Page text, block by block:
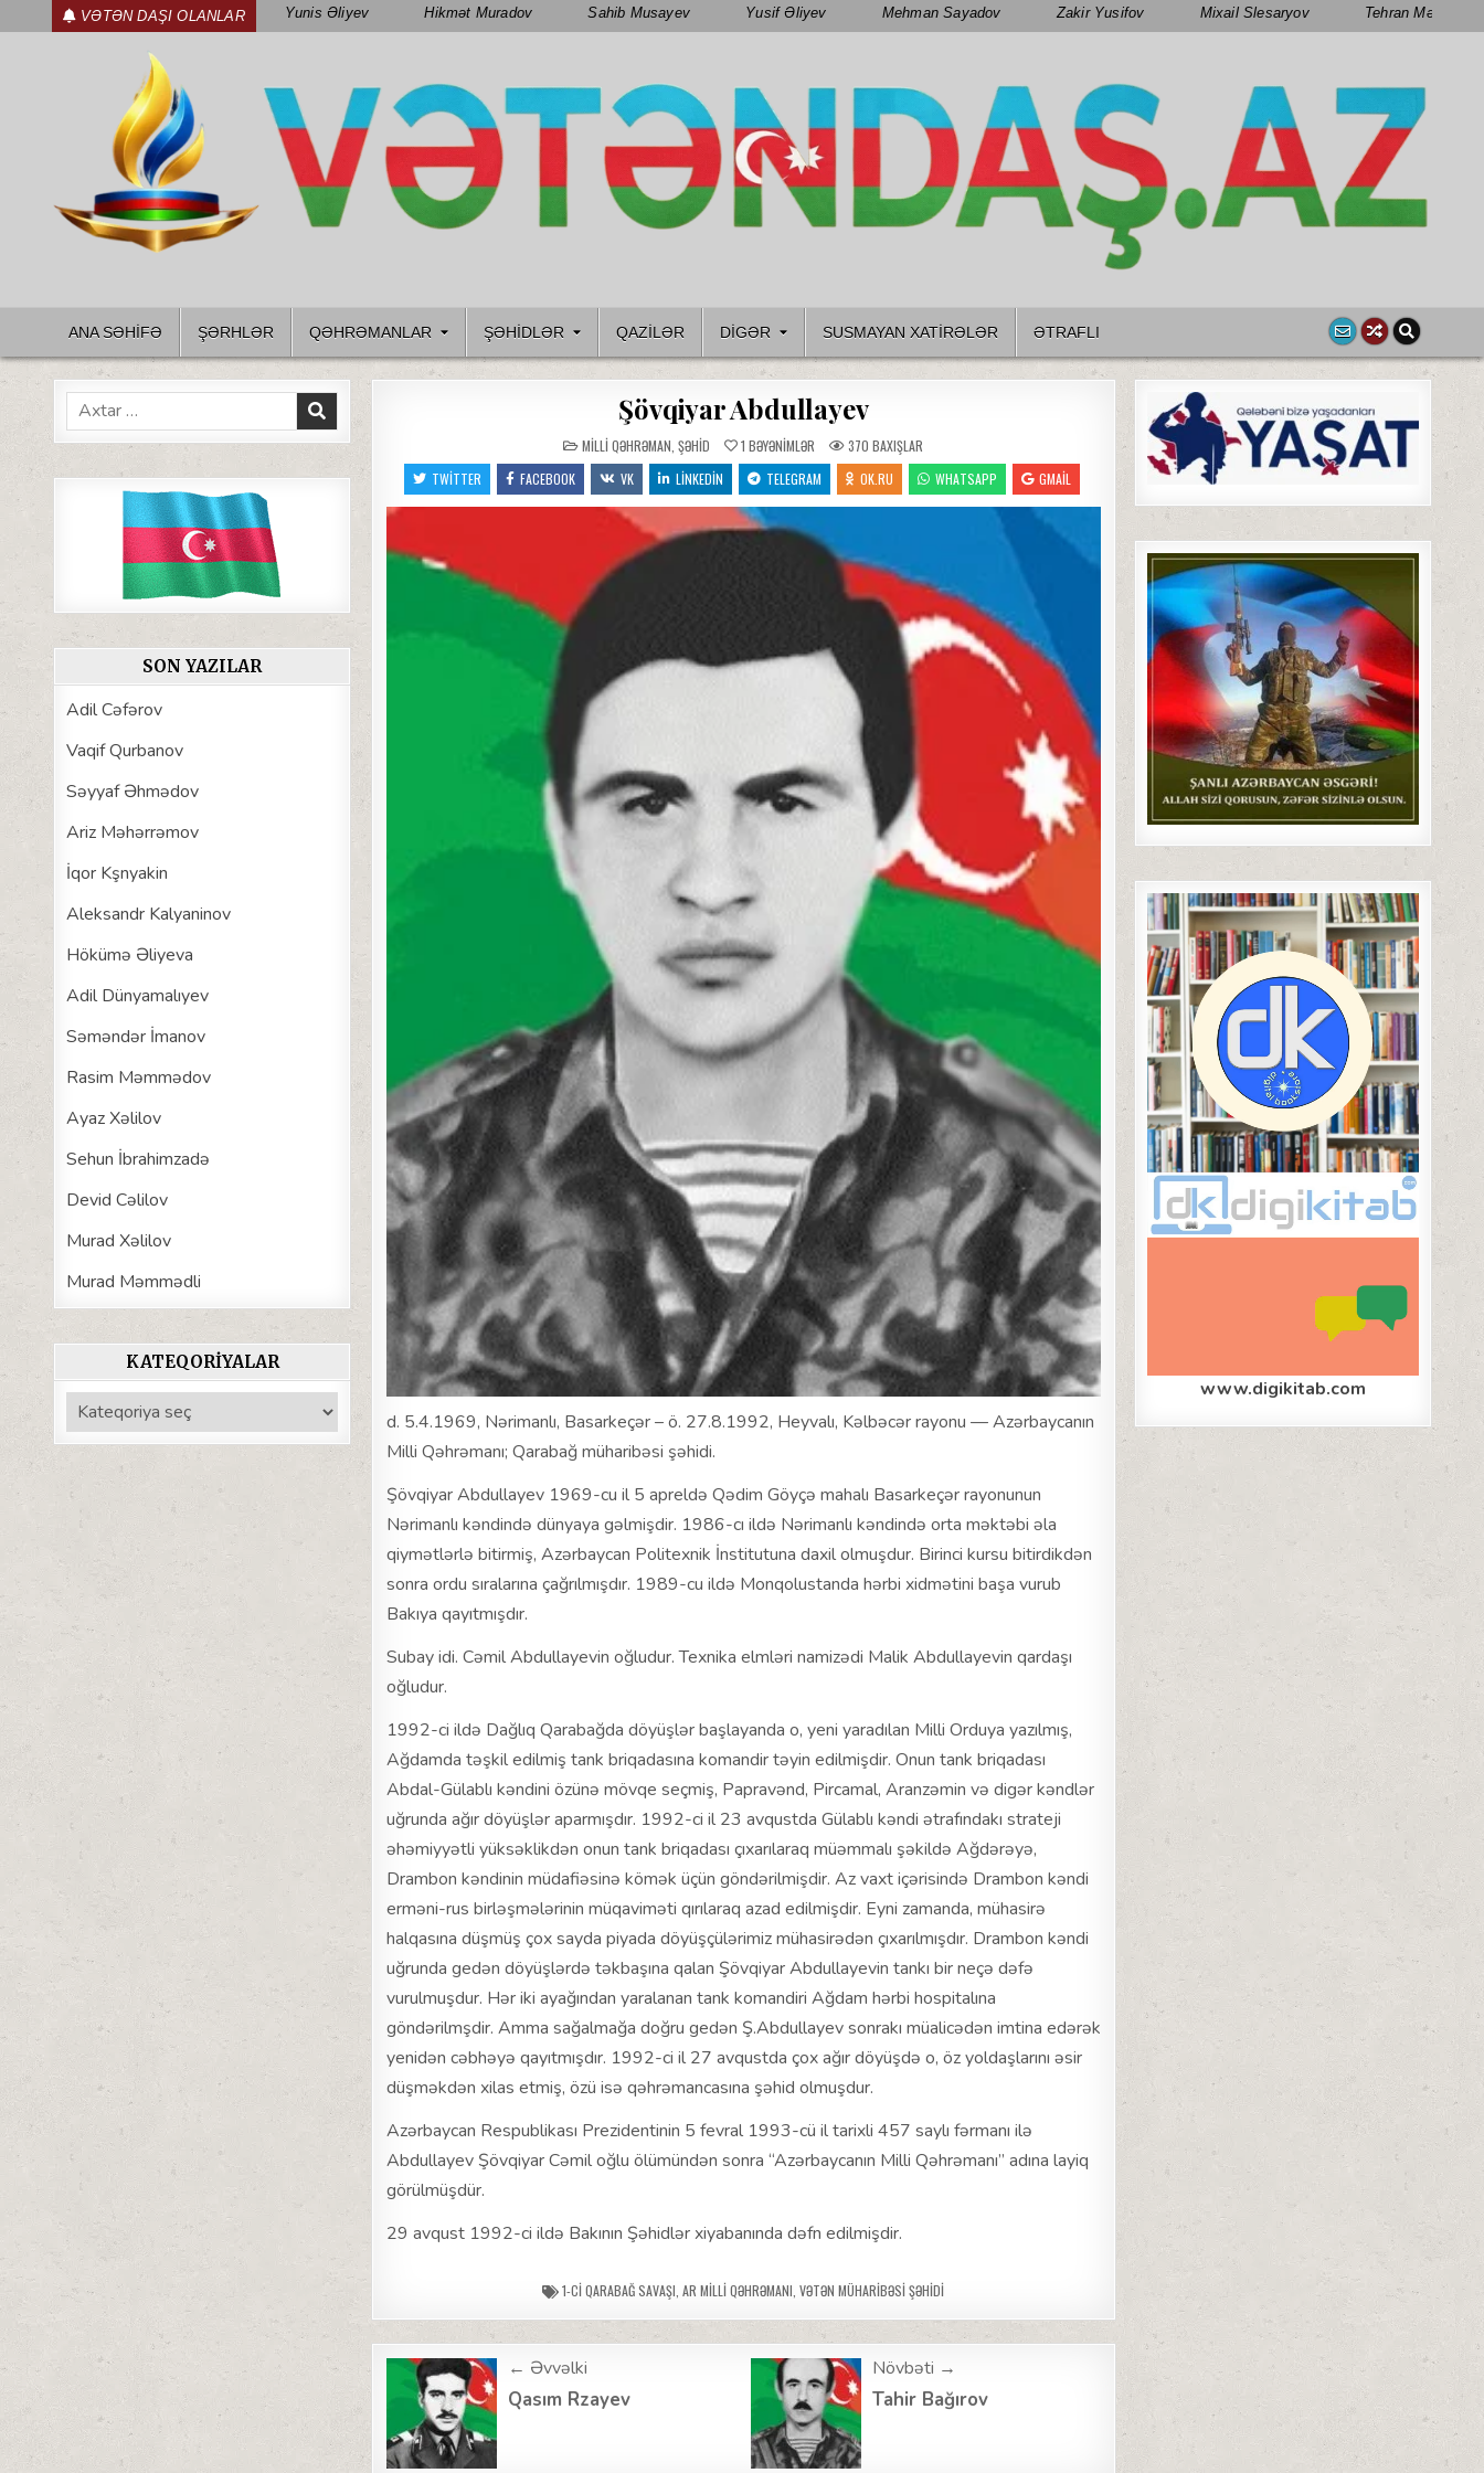
to
VƏTƏN DAŞI OLANLAR Yunis Əliyev Hikmət Muradov Sahib Musayev Yusif Əliyev Mehman Sayadov Zakir Yusifov Mixail Slesaryov Tehran Mənsimov
ANA SƏHİFƏ ŞƏRHLƏR QƏHRƏMANLAR ŞƏHIDLƏR QAZILƏR DIGƏR SUSMAYAN XATİRƏLƏR ƏTRAFLI
Şövqiyar Abdullayev
POSTED
IN
MILLI QƏHRƏMAN ,ŞƏHID 1 BƏYƏNIMLƏR 370 BAXIŞLAR
TWITTER
FACEBOOK VK LINKEDIN TELEGRAM OK.RU WHATSAPP GMAIL
d. 5.4.1969, Nərimanlı, Basarkeçər – ö. 27.8.1992, Heyvalı, Kəlbəcər rayonu — Azərbaycanın
Milli Qəhrəmanı; Qarabağ müharibəsi şəhidi.
Şövqiyar Abdullayev 1969-cu il 5 apreldə Qədim Göyçə mahalı Basarkeçər rayonunun
Nərimanlı kəndində dünyaya gəlmişdir. 1986-cı ildə Nərimanlı kəndində orta məktəbi əla
qiymətlərlə bitirmiş, Azərbaycan Politexnik İnstitutuna daxil olmuşdur. Birinci kursu bitirdikdən
sonra ordu sıralarına çağrılmışdır. 1989-cu ildə Monqolustanda hərbi xidmətini başa vurub
Bakıya qayıtmışdır.
Subay idi. Cəmil Abdullayevin oğludur. Texnika elmləri namizədi Malik Abdullayevin qardaşı
oğludur.
1992-ci ildə Dağlıq Qarabağda döyüşlər başlayanda o, yeni yaradılan Milli Orduya yazılmış,
Ağdamda təşkil edilmiş tank briqadasına komandir təyin edilmişdir. Onun tank briqadası
Abdal-Gülablı kəndini özünə mövqe seçmiş, Papravənd, Pircamal, Aranzəmin və digər kəndlər
uğrunda ağır döyüşlər aparmışdır. 1992-ci il 23 avqustda Gülablı kəndi ətrafındakı strateji
əhəmiyyətli yüksəklikdən onun tank briqadası çıxarılaraq müəmmalı şəkildə Ağdərəyə,
Drambon kəndinin müdafiəsinə kömək üçün göndərilmişdir. Az vaxt içərisində Drambon kəndi
erməni-rus birləşmələrinin müqaviməti qırılaraq azad edilmişdir. Eyni zamanda, mühasirə
halqasına düşmüş çox sayda piyada döyüşçülərimiz mühasirədən çıxarılmışdır. Drambon kəndi
uğrunda gedən döyüşlərdə təkbaşına qalan Şövqiyar Abdullayevin tankı bir neçə dəfə
vurulmuşdur. Hər iki ayağından yaralanan tank komandiri Ağdam hərbi hospitalına
göndərilmşdir. Amma sağalmağa doğru gedən Ş.Abdullayev sonrakı müalicədən imtina edərək
yenidən cəbhəyə qayıtmışdır. 1992-ci il 27 avqustda çox ağır döyüşdə o, öz yoldaşlarını əsir
düşməkdən xilas etmiş, özü isə qəhrəmancasına şəhid olmuşdur.
Azərbaycan Respublikası Prezidentinin 5 fevral 1993-cü il tarixli 457 saylı fərmanı ilə
Abdullayev Şövqiyar Cəmil oğlu ölümündən sonra “Azərbaycanın Milli Qəhrəmanı” adına layiq
görülmüşdür.
29 avqust 1992-ci ildə Bakının Şəhidlər xiyabanında dəfn edilmişdir.
1-CI QARABAĞ SAVAŞI ,AR MILLI QƏHRƏMANI ,VƏTƏN MÜHARIBƏSI ŞƏHIDI
Post
navigation
← Əvvəlki
Qasım Rzayev
Növbəti →
Tahir Bağırov
Search
for:
SON YAZILAR
Adil Cəfərov
Vaqif Qurbanov
Səyyaf Əhmədov
Ariz Məhərrəmov
İqor Kşnyakin
Aleksandr Kalyaninov
Hökümə Əliyeva
Adil Dünyamalıyev
Səməndər İmanov
Rasim Məmmədov
Ayaz Xəlilov
Sehun İbrahimzadə
Devid Cəlilov
Murad Xəlilov
Murad Məmmədli
KATEQORIYALAR
Kateqoriyalar
www.digikitab.com